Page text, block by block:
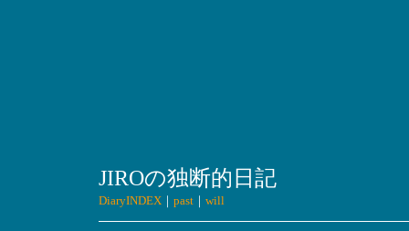
JIROの独断的日記
DiaryINDEX｜ past｜ will